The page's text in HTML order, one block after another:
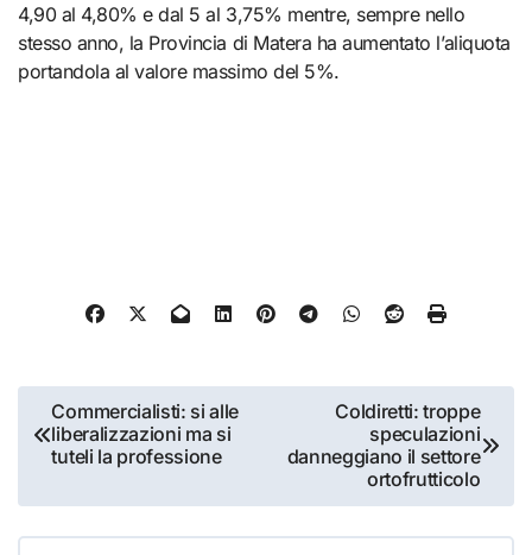
4,90 al 4,80% e dal 5 al 3,75% mentre, sempre nello
stesso anno, la Provincia di Matera ha aumentato l’aliquota
portandola al valore massimo del 5%.
Navigazione
articoli
Commercialisti: si alle
liberalizzazioni ma si
tuteli la professione
Coldiretti: troppe
speculazioni
danneggiano il settore
ortofrutticolo